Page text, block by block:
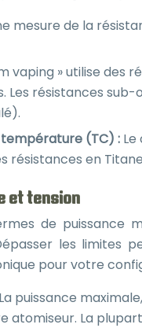
mesure de la
vaping » utilise des
Les résistances
(TC) :
en
et tension
de puissance
les limites
pour votre
La puissance
La